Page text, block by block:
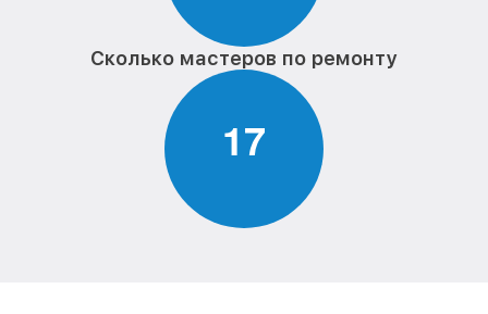
Сколько мастеров по ремонту
17